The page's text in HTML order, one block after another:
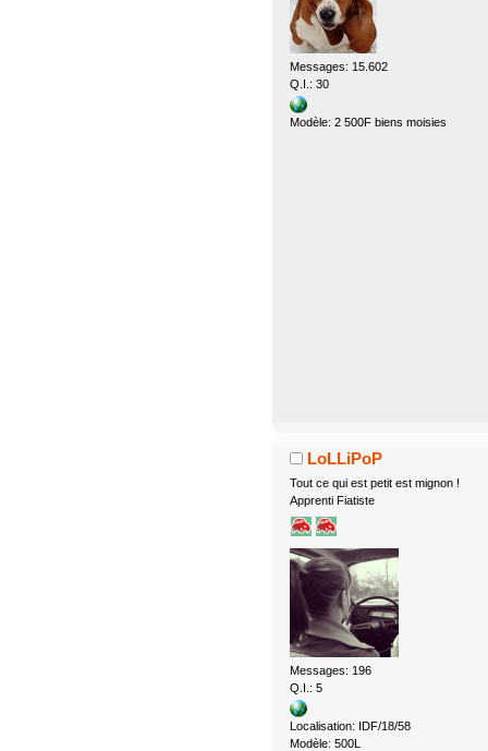
Messages: 15.602
Q.I.: 30
Modèle: 2 500F biens moisies
LoLLiPoP
Tout ce qui est petit est mignon !
Apprenti Fiatiste
Messages: 196
Q.I.: 5
Localisation: IDF/18/58
Modèle: 500L